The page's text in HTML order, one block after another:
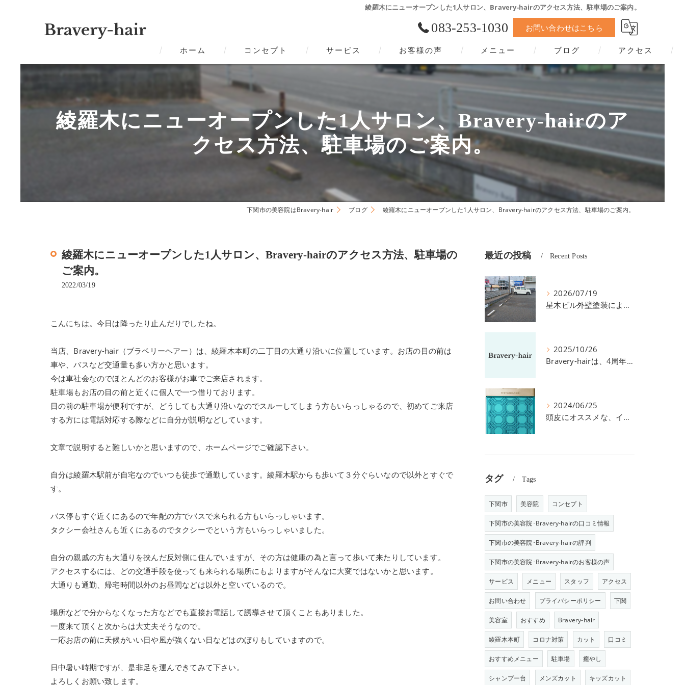
綾羅木にニューオープンした1人サロン、Bravery-hairのアクセス方法、駐車場のご案内。
083-253-1030 お問い合わせはこちら
ホーム コンセプト
下関市の美容院･Bravery-hairの口コミ情報
下関市の美容院･Bravery-hairのお客様の声
サービス お客様の声 メニュー ブログ アクセス
綾羅木にニューオープンした1人サロン、Bravery-hairのア
クセス方法、駐車場のご案内。
下関市の美容院はBravery-hair ブログ 綾羅木にニューオープンした1人サロン、Bravery-hairのアクセス方法、駐車場のご案内。
綾羅木にニューオープンした1人サロン、Bravery-hairのアクセス方法、駐車場の
ご案内。
2022/03/19
こんにちは。今日は降ったり止んだりでしたね。
当店、Bravery-hair（ブラベリーヘアー）は、綾羅木本町の二丁目の大通り沿いに位置しています。お店の目の前は
車や、バスなど交通量も多い方かと思います。
今は車社会なのでほとんどのお客様がお車でご来店されます。
駐車場もお店の目の前と近くに個人で一つ借りております。
目の前の駐車場が便利ですが、どうしても大通り沿いなのでスルーしてしまう方もいらっしゃるので、初めてご来店
する方には電話対応する際などに自分が説明などしています。
文章で説明すると難しいかと思いますので、ホームページでご確認下さい。
自分は綾羅木駅前が自宅なのでいつも徒歩で通勤しています。綾羅木駅からも歩いて３分ぐらいなので以外とすぐで
す。
バス停もすぐ近くにあるので年配の方でバスで来られる方もいらっしゃいます。
タクシー会社さんも近くにあるのでタクシーでという方もいらっしゃいました。
自分の親戚の方も大通りを挟んだ反対側に住んでいますが、その方は健康の為と言って歩いて来たりしています。
アクセスするには、どの交通手段を使っても来られる場所にもよりますがそんなに大変ではないかと思います。
大通りも通勤、帰宅時間以外のお昼間などは以外と空いているので。
場所などで分からなくなった方などでも直接お電話して誘導させて頂くこともありました。
一度来て頂くと次からは大丈夫そうなので。
一応お店の前に天候がいい日や風が強くない日などはのぼりもしていますので。
日中暑い時期ですが、是非足を運んできてみて下さい。
よろしくお願い致します。
最近の投稿 Recent Posts
2026/07/19
星木ビル外壁塗装による、駐車場の件につきまして。
2025/10/26
Bravery-hairは、4周年を迎えました！
2024/06/25
頭皮にオススメな、イイスタンダードのスカルプ系シャンプー＆トリートメントです！
タグ Tags
下関市 美容院 コンセプト
下関市の美容院･Bravery-hairの口コミ情報
下関市の美容院･Bravery-hairの評判
下関市の美容院･Bravery-hairのお客様の声
サービス メニュー スタッフ アクセス
お問い合わせ プライバシーポリシー 下関
美容室 おすすめ Bravery-hair
綾羅木本町 コロナ対策 カット 口コミ
おすすめメニュー 駐車場 癒やし
シャンプー台 メンズカット キッズカット